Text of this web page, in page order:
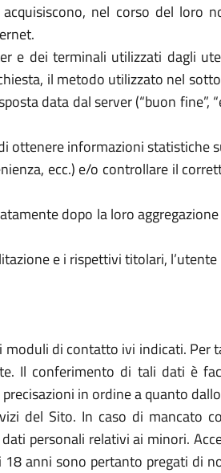
nel corso del loro
e dei terminali utilizzati dagli
il metodo utilizzato nel
data dal server (“buon fine”,
ottenere informazioni statistiche
ecc.) e/o controllare il
dopo la loro
e i rispettivi titolari,
di contatto ivi indicati. Per
Il conferimento di tali dati è
in ordine a quanto
del Sito. In caso di mancato
personali relativi ai minori.
anni sono pertanto pregati di